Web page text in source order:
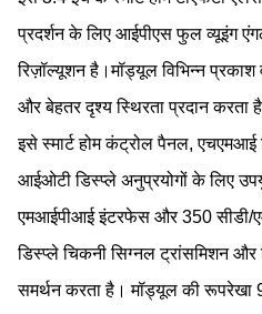
प्रदर्शन के लिए आईपीएस फुल व्यूइंग
रिज़ॉल्यूशन है।मॉड्यूल विभिन्न
और बेहतर दृश्य स्थिरता प्रदान करता
इसे स्मार्ट होम कंट्रोल पैनल, एचएमआई
आईओटी डिस्प्ले अनुप्रयोगों के लिए
एमआईपीआई इंटरफेस और 350 सीडी/
डिस्प्ले चिकनी सिग्नल ट्रांसमिशन
समर्थन करता है। मॉड्यूल की रूपरेखा